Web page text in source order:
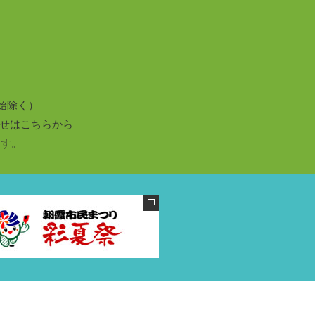
く）
はこちらから
。